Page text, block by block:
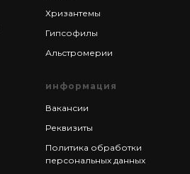
Хризантемы
Гипсофилы
Альстромерии
информация
Вакансии
Реквизиты
Политика обработки
персональных данных